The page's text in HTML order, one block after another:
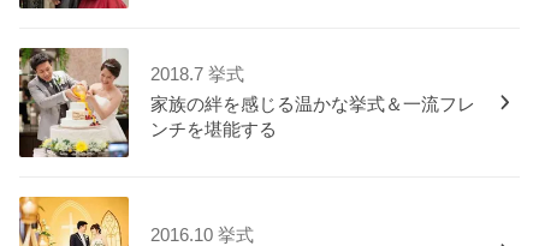
2018.7 挙式
家族の絆を感じる温かな挙式＆一流フレ
ンチを堪能する
2016.10 挙式